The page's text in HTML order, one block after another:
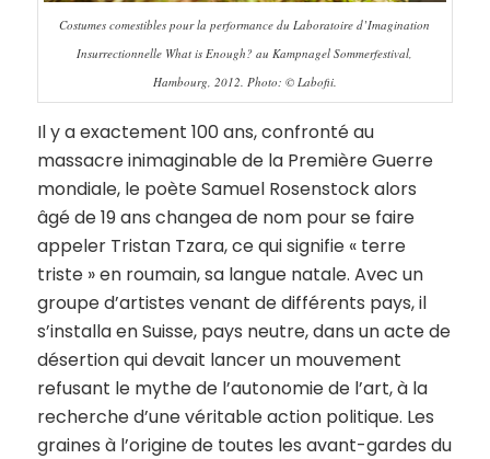
Costumes comestibles pour la performance du Laboratoire d’Imagination
Insurrectionnelle What is Enough? au Kampnagel Sommerfestival,
Hambourg, 2012. Photo: © Labofii.
Il y a exactement 100 ans, confronté au
massacre inimaginable de la Première Guerre
mondiale, le poète Samuel Rosenstock alors
âgé de 19 ans changea de nom pour se faire
appeler Tristan Tzara, ce qui signifie « terre
triste » en roumain, sa langue natale. Avec un
groupe d’artistes venant de différents pays, il
s’installa en Suisse, pays neutre, dans un acte de
désertion qui devait lancer un mouvement
refusant le mythe de l’autonomie de l’art, à la
recherche d’une véritable action politique. Les
graines à l’origine de toutes les avant-gardes du